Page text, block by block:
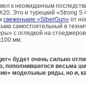
к неожиданным
Это и турецкий «Strong
свеженькие «SiberGun» от
самостоятельный в
с оглядкой на
мм.
будет очень сильно
пополнившегося весьма
модельные ряды, но и,